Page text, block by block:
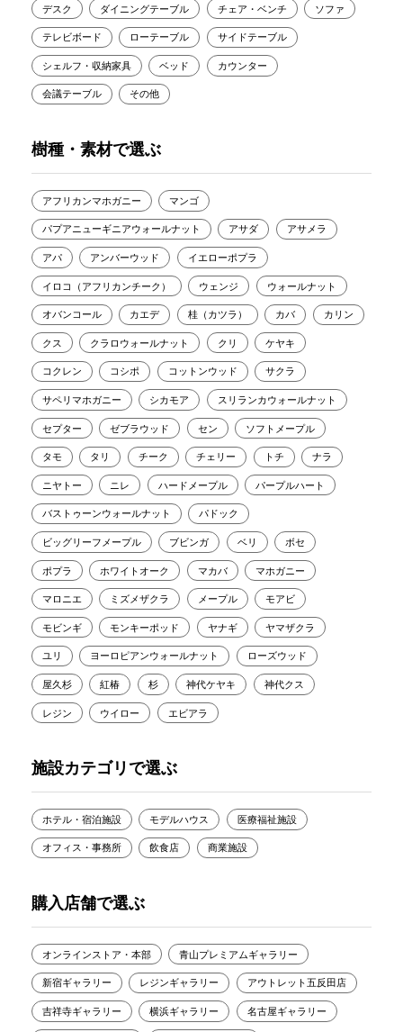
デスク ダイニングテーブル チェア・ベンチ ソファ
テレビボード ローテーブル サイドテーブル
シェルフ・収納家具 ベッド カウンター
会議テーブル その他
樹種・素材で選ぶ
アフリカンマホガニー マンゴ
パプアニューギニアウォールナット アサダ アサメラ
アパ アンバーウッド イエローポプラ
イロコ（アフリカンチーク） ウェンジ ウォールナット
オバンコール カエデ 桂（カツラ） カバ カリン
クス クラロウォールナット クリ ケヤキ
コクレン コシポ コットンウッド サクラ
サペリマホガニー シカモア スリランカウォールナット
セプター ゼブラウッド セン ソフトメープル
タモ タリ チーク チェリー トチ ナラ
ニヤトー ニレ ハードメープル パープルハート
バストゥーンウォールナット パドック
ビッグリーフメープル ブビンガ ベリ ボセ
ポプラ ホワイトオーク マカバ マホガニー
マロニエ ミズメザクラ メープル モアビ
モビンギ モンキーポッド ヤナギ ヤマザクラ
ユリ ヨーロピアンウォールナット ローズウッド
屋久杉 紅椿 杉 神代ケヤキ 神代クス
レジン ウイロー エビアラ
施設カテゴリで選ぶ
ホテル・宿泊施設 モデルハウス 医療福祉施設
オフィス・事務所 飲食店 商業施設
購入店舗で選ぶ
オンラインストア・本部 青山プレミアムギャラリー
新宿ギャラリー レジンギャラリー アウトレット五反田店
吉祥寺ギャラリー 横浜ギャラリー 名古屋ギャラリー